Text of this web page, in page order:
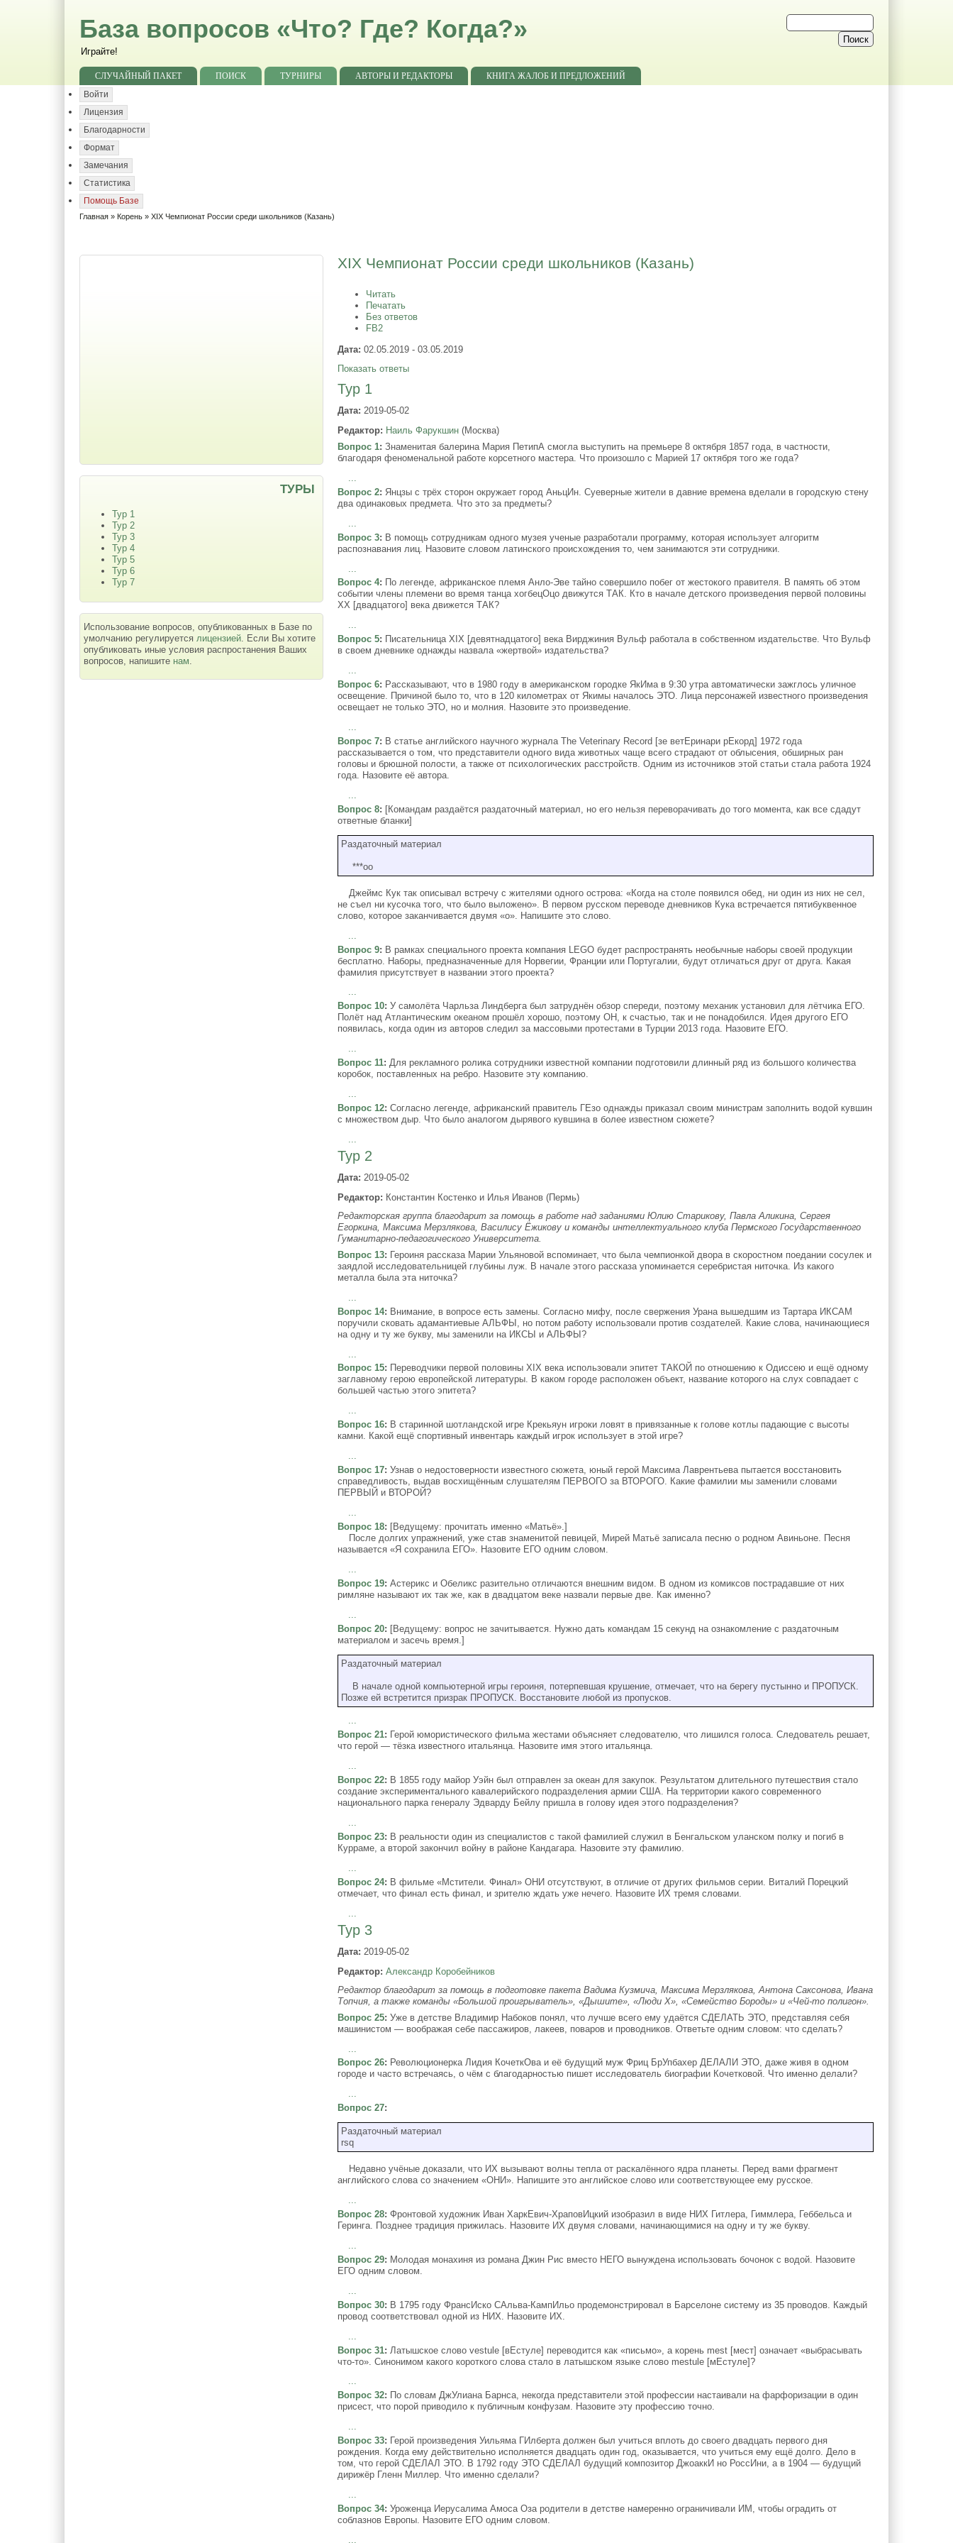
База вопросов «Что? Где? Когда?»
Играйте!
СЛУЧАЙНЫЙ ПАКЕТ ПОИСК ТУРНИРЫ АВТОРЫ И РЕДАКТОРЫ
КНИГА ЖАЛОБ И ПРЕДЛОЖЕНИЙ
Войти
Лицензия
Благодарности
Формат
Замечания
Статистика
Помощь Базе
Главная » Корень » XIX Чемпионат России среди школьников (Казань)
XIX Чемпионат России среди школьников (Казань)
Читать
Печатать
Без ответов
FB2
Дата: 02.05.2019 - 03.05.2019
Показать ответы
Тур 1
Дата: 2019-05-02
Редактор: Наиль Фарукшин (Москва)
Вопрос 1: Знаменитая балерина Мария ПетипА смогла выступить на премьере 8 октября 1857 года, в частности,
благодаря феноменальной работе корсетного мастера. Что произошло с Марией 17 октября того же года?
Вопрос 2: Янцзы с трёх сторон окружает город АньцИн. Суеверные жители в давние времена вделали в городскую стену
два одинаковых предмета. Что это за предметы?
Вопрос 3: В помощь сотрудникам одного музея ученые разработали программу, которая использует алгоритм
распознавания лиц. Назовите словом латинского происхождения то, чем занимаются эти сотрудники.
Вопрос 4: По легенде, африканское племя Анло-Эве тайно совершило побег от жестокого правителя. В память об этом
событии члены племени во время танца хогбецОцо движутся ТАК. Кто в начале детского произведения первой половины
XX [двадцатого] века движется ТАК?
...
Вопрос 5: Писательница XIX [девятнадцатого] века Вирджиния Вульф работала в собственном издательстве. Что Вульф
в своем дневнике однажды назвала «жертвой» издательства?
...
Вопрос 6: Рассказывают, что в 1980 году в американском городке ЯкИма в 9:30 утра автоматически зажглось уличное
освещение. Причиной было то, что в 120 километрах от Якимы началось ЭТО. Лица персонажей известного произведения
освещает не только ЭТО, но и молния. Назовите это произведение.
...
Вопрос 7: В статье английского научного журнала The Veterinary Record [зе ветЕринари рЕкорд] 1972 года
рассказывается о том, что представители одного вида животных чаще всего страдают от облысения, обширных ран
головы и брюшной полости, а также от психологических расстройств. Одним из источников этой статьи стала работа 1924
года. Назовите её автора.
Вопрос 8: [Командам раздаётся раздаточный материал, но его нельзя переворачивать до того момента, как все сдадут
ответные бланки]
Раздаточный материал
***оо
Джеймс Кук так описывал встречу с жителями одного острова: «Когда на столе появился обед, ни один из них не сел,
не съел ни кусочка того, что было выложено». В первом русском переводе дневников Кука встречается пятибуквенное
слово, которое заканчивается двумя «о». Напишите это слово.
Вопрос 9: В рамках специального проекта компания LEGO будет распространять необычные наборы своей продукции
бесплатно. Наборы, предназначенные для Норвегии, Франции или Португалии, будут отличаться друг от друга. Какая
фамилия присутствует в названии этого проекта?
...
Вопрос 10: У самолёта Чарльза Линдберга был затруднён обзор спереди, поэтому механик установил для лётчика ЕГО.
Полёт над Атлантическим океаном прошёл хорошо, поэтому ОН, к счастью, так и не понадобился. Идея другого ЕГО
появилась, когда один из авторов следил за массовыми протестами в Турции 2013 года. Назовите ЕГО.
...
Вопрос 11: Для рекламного ролика сотрудники известной компании подготовили длинный ряд из большого количества
коробок, поставленных на ребро. Назовите эту компанию.
...
Вопрос 12: Согласно легенде, африканский правитель ГЕзо однажды приказал своим министрам заполнить водой кувшин
с множеством дыр. Что было аналогом дырявого кувшина в более известном сюжете?
Тур 2
Дата: 2019-05-02
Редактор: Константин Костенко и Илья Иванов (Пермь)
Редакторская группа благодарит за помощь в работе над заданиями Юлию Старикову, Павла Аликина, Сергея
Егоркина, Максима Мерзлякова, Василису Ёжикову и команды интеллектуального клуба Пермского Государственного
Гуманитарно-педагогического Университета.
Вопрос 13: Героиня рассказа Марии Ульяновой вспоминает, что была чемпионкой двора в скоростном поедании сосулек и
заядлой исследовательницей глубины луж. В начале этого рассказа упоминается серебристая ниточка. Из какого
металла была эта ниточка?
Вопрос 14: Внимание, в вопросе есть замены. Согласно мифу, после свержения Урана вышедшим из Тартара ИКСАМ
поручили сковать адамантиевые АЛЬФЫ, но потом работу использовали против создателей. Какие слова, начинающиеся
на одну и ту же букву, мы заменили на ИКСЫ и АЛЬФЫ?
Вопрос 15: Переводчики первой половины XIX века использовали эпитет ТАКОЙ по отношению к Одиссею и ещё одному
заглавному герою европейской литературы. В каком городе расположен объект, название которого на слух совпадает с
большей частью этого эпитета?
...
Вопрос 16: В старинной шотландской игре Крекьяун игроки ловят в привязанные к голове котлы падающие с высоты
камни. Какой ещё спортивный инвентарь каждый игрок использует в этой игре?
...
Вопрос 17: Узнав о недостоверности известного сюжета, юный герой Максима Лаврентьева пытается восстановить
справедливость, выдав восхищённым слушателям ПЕРВОГО за ВТОРОГО. Какие фамилии мы заменили словами
ПЕРВЫЙ и ВТОРОЙ?
...
Вопрос 18: [Ведущему: прочитать именно «Матьё».]
После долгих упражнений, уже став знаменитой певицей, Мирей Матьё записала песню о родном Авиньоне. Песня
называется «Я сохранила ЕГО». Назовите ЕГО одним словом.
Вопрос 19: Астерикс и Обеликс разительно отличаются внешним видом. В одном из комиксов пострадавшие от них
римляне называют их так же, как в двадцатом веке назвали первые две. Как именно?
Вопрос 20: [Ведущему: вопрос не зачитывается. Нужно дать командам 15 секунд на ознакомление с раздаточным
материалом и засечь время.]
Раздаточный материал
В начале одной компьютерной игры героиня, потерпевшая крушение, отмечает, что на берегу пустынно и ПРОПУСК.
Позже ей встретится призрак ПРОПУСК. Восстановите любой из пропусков.
...
Вопрос 21: Герой юмористического фильма жестами объясняет следователю, что лишился голоса. Следователь решает,
что герой — тёзка известного итальянца. Назовите имя этого итальянца.
...
Вопрос 22: В 1855 году майор Уэйн был отправлен за океан для закупок. Результатом длительного путешествия стало
создание экспериментального кавалерийского подразделения армии США. На территории какого современного
национального парка генералу Эдварду Бейлу пришла в голову идея этого подразделения?
...
Вопрос 23: В реальности один из специалистов с такой фамилией служил в Бенгальском уланском полку и погиб в
Курраме, а второй закончил войну в районе Кандагара. Назовите эту фамилию.
Вопрос 24: В фильме «Мстители. Финал» ОНИ отсутствуют, в отличие от других фильмов серии. Виталий Порецкий
отмечает, что финал есть финал, и зрителю ждать уже нечего. Назовите ИХ тремя словами.
Тур 3
Дата: 2019-05-02
Редактор: Александр Коробейников
Редактор благодарит за помощь в подготовке пакета Вадима Кузмича, Максима Мерзлякова, Антона Саксонова, Ивана
Топчия, а также команды «Большой проигрыватель», «Дышите», «Люди Х», «Семейство Бороды» и «Чей-то полигон».
Вопрос 25: Уже в детстве Владимир Набоков понял, что лучше всего ему удаётся СДЕЛАТЬ ЭТО, представляя себя
машинистом — воображая себе пассажиров, лакеев, поваров и проводников. Ответьте одним словом: что сделать?
Вопрос 26: Революционерка Лидия КочеткОва и её будущий муж Фриц БрУпбахер ДЕЛАЛИ ЭТО, даже живя в одном
городе и часто встречаясь, о чём с благодарностью пишет исследователь биографии Кочетковой. Что именно делали?
...
Вопрос 27:
Раздаточный материал
rsq
Недавно учёные доказали, что ИХ вызывают волны тепла от раскалённого ядра планеты. Перед вами фрагмент
английского слова со значением «ОНИ». Напишите это английское слово или соответствующее ему русское.
...
Вопрос 28: Фронтовой художник Иван ХаркЕвич-ХраповИцкий изобразил в виде НИХ Гитлера, Гиммлера, Геббельса и
Геринга. Позднее традиция прижилась. Назовите ИХ двумя словами, начинающимися на одну и ту же букву.
Вопрос 29: Молодая монахиня из романа Джин Рис вместо НЕГО вынуждена использовать бочонок с водой. Назовите
ЕГО одним словом.
Вопрос 30: В 1795 году ФрансИско САльва-КампИльо продемонстрировал в Барселоне систему из 35 проводов. Каждый
провод соответствовал одной из НИХ. Назовите ИХ.
Вопрос 31: Латышское слово vestule [вЕстуле] переводится как «письмо», а корень mest [мест] означает «выбрасывать
что-то». Синонимом какого короткого слова стало в латышском языке слово mestule [мЕстуле]?
...
Вопрос 32: По словам ДжУлиана Барнса, некогда представители этой профессии настаивали на фарфоризации в один
присест, что порой приводило к публичным конфузам. Назовите эту профессию точно.
...
Вопрос 33: Герой произведения Уильяма ГИлберта должен был учиться вплоть до своего двадцать первого дня
рождения. Когда ему действительно исполняется двадцать один год, оказывается, что учиться ему ещё долго. Дело в
том, что герой СДЕЛАЛ ЭТО. В 1792 году ЭТО СДЕЛАЛ будущий композитор ДжоаккИ но РоссИни, а в 1904 — будущий
дирижёр Гленн Миллер. Что именно сделали?
...
Вопрос 34: Уроженца Иерусалима Амоса Оза родители в детстве намеренно ограничивали ИМ, чтобы оградить от
соблазнов Европы. Назовите ЕГО одним словом.
ТУРЫ
Тур 1
Тур 2
Тур 3
Тур 4
Тур 5
Тур 6
Тур 7
Использование вопросов, опубликованных в Базе по
умолчанию регулируетсялицензией. Если Вы хотите
опубликовать иные условия распростанения Ваших
вопросов, напишите нам.